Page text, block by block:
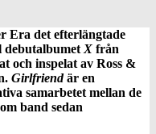
Era det efterlängtade
X från
och inspelat av Ross &
Girlfriendär en
samarbetet mellan de
band sedan